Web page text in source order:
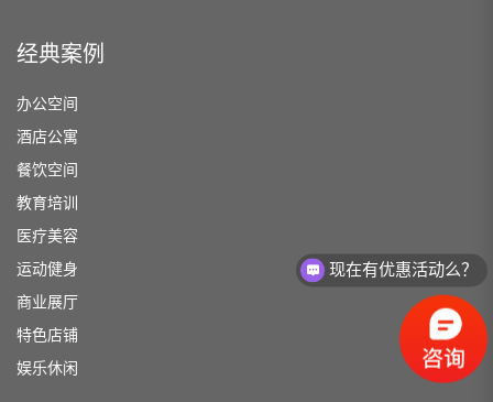
经典案例
办公空间
酒店公寓
餐饮空间
教育培训
医疗美容
运动健身
商业展厅
特色店铺
娱乐休闲
现在有优惠活动么？